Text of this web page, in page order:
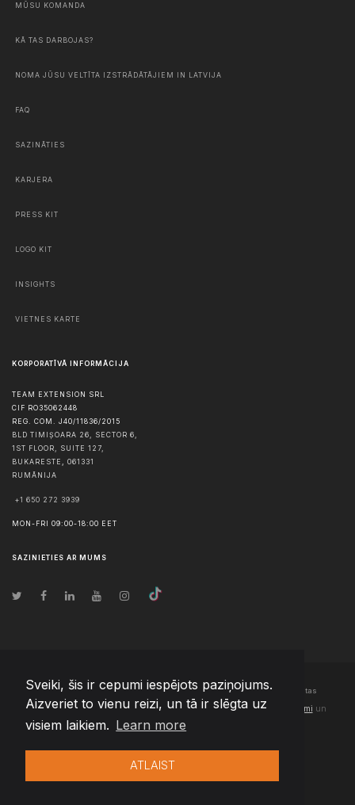
Sveiki, šis ir cepumi iespējots paziņojums.
Aizveriet to vienu reizi, un tā ir slēgta uz
visiem laikiem. Learn more
ATLAIST
MŪSU KOMANDA
KĀ TAS DARBOJAS?
NOMA JŪSU VELTĪTA IZSTRĀDĀTĀJIEM IN LATVIJA
FAQ
SAZINĀTIES
KARJERA
PRESS KIT
LOGO KIT
INSIGHTS
VIETNES KARTE
KORPORATĪVĀ INFORMĀCIJA
TEAM EXTENSION SRL
CIF RO35062448
REG. COM. J40/11836/2015
BLD TIMIȘOARA 26, SECTOR 6,
1ST FLOOR, SUITE 127,
BUKARESTE , 061331
RUMĀNIJA
+1 650 272 3939
MON-FRI 09:00-18:00 EET
SAZINIETIES AR MUMS
© Autortiesības2026 Team Extension Latvia- Visas tiesības aizsargātas
Changelog● Izmantojot šo vietni, jūs piekrītat mūsuLietošanas noteikumi un
Privātuma politika